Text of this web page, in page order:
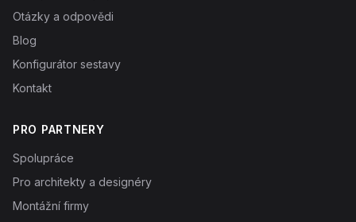
Otázky a odpovědi
Blog
Konfigurátor sestavy
Kontakt
PRO PARTNERY
Spolupráce
Pro architekty a designéry
Montážní firmy